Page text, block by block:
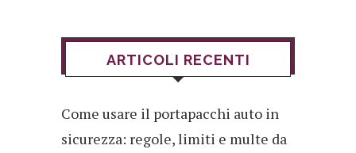
ARTICOLI RECENTI
Come usare il portapacchi auto in
sicurezza: regole, limiti e multe da